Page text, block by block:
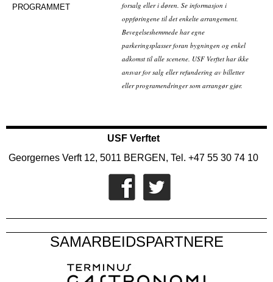
PROGRAMMET
forsalg eller i døren. Se informasjon i
oppføringene til det enkelte arrangement.
Bevegelseshemmede har egne
parkeringsplasser foran bygningen og enkel
adkomst til alle scenene. USF Verftet har ikke
ansvar for salg eller refundering av billetter
eller programendringer som arrangør gjør.
USF Verftet
Georgernes Verft 12, 5011 BERGEN, Tel. +47 55 30 74 10
SAMARBEIDSPARTNERE